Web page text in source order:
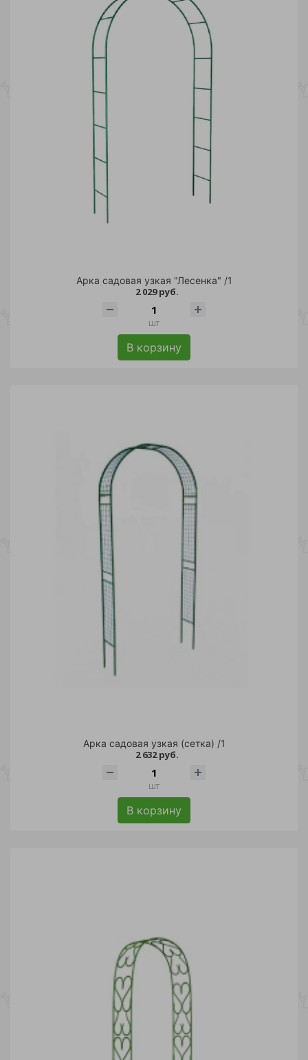
Арка садовая узкая "Лесенка" /1
2 029 руб.
шт
В корзину
Арка садовая узкая (сетка) /1
2 632 руб.
шт
В корзину